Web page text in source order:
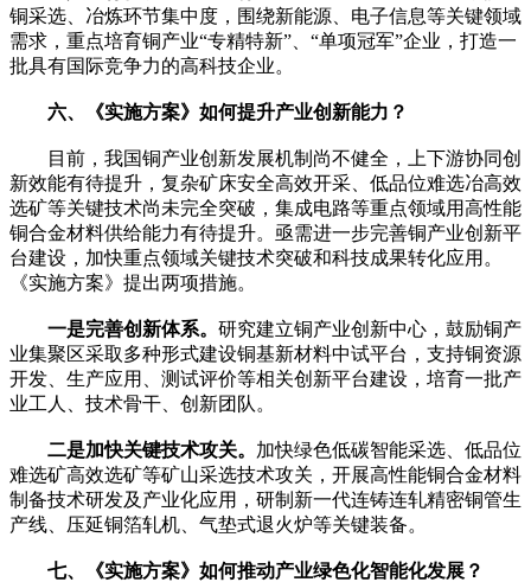
铜采选、冶炼环节集中度，围绕新能源、电子信息等关键领域
需求，重点培育铜产业“专精特新”、“单项冠军”企业，打造一
批具有国际竞争力的高科技企业。
六、《实施方案》如何提升产业创新能力？
目前，我国铜产业创新发展机制尚不健全，上下游协同创
新效能有待提升，复杂矿床安全高效开采、低品位难选冶高效
选矿等关键技术尚未完全突破，集成电路等重点领域用高性能
铜合金材料供给能力有待提升。亟需进一步完善铜产业创新平
台建设，加快重点领域关键技术突破和科技成果转化应用。
《实施方案》提出两项措施。
一是完善创新体系。 研究建立铜产业创新中心，鼓励铜产
业集聚区采取多种形式建设铜基新材料中试平台，支持铜资源
开发、生产应用、测试评价等相关创新平台建设，培育一批产
业工人、技术骨干、创新团队。
二是加快关键技术攻关。 加快绿色低碳智能采选、低品位
难选矿高效选矿等矿山采选技术攻关，开展高性能铜合金材料
制备技术研发及产业化应用，研制新一代连铸连轧精密铜管生
产线、压延铜箔轧机、气垫式退火炉等关键装备。
七、《实施方案》如何推动产业绿色化智能化发展？